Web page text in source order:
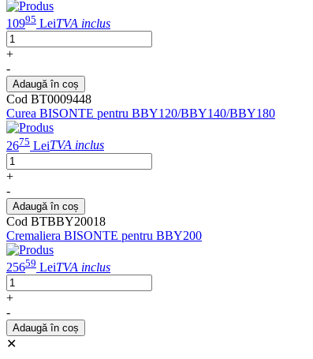
10995 LeiTVA inclus
+
-
Adaugă în coș
Cod BT0009448
Curea BISONTE pentru BBY120/BBY140/BBY180
2675 LeiTVA inclus
+
-
Adaugă în coș
Cod BTBBY20018
Cremaliera BISONTE pentru BBY200
25659 LeiTVA inclus
+
-
Adaugă în coș
✕